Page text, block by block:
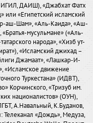
ИГИЛ, ДАИШ), «Джабхат Фатх
«Египетский исламский
аш-Шам», «Аль-Каида», «Аш-
мусульмане» («Аль-
народа», «Хизб ут-
«Исламский джихад –
Джамаат», «Лашкар-И-
«Исламское движение
Туркестана» (ИДВТ),
Корчинского, «Тризуб им.
националистов» (ОУН),
А.Навальный, К.Буданов,
Телеканал «Дождь», Медуза,